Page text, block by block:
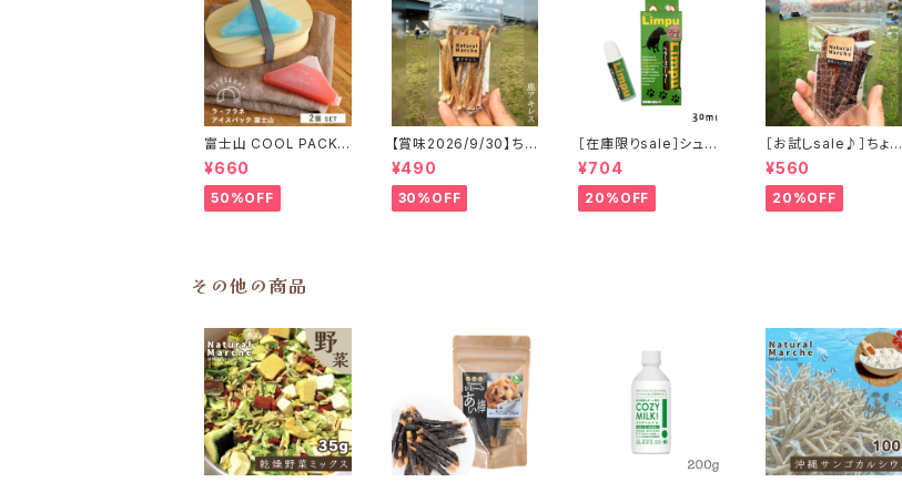
富士山 COOL PACK
保冷剤 2個セット ひん
やり雑貨 アイスパックla
flaner ラフラネ
¥660
50%OFF
【賞味2026/9/30】ちょ
こっと「鹿アキレス」ジビ
エ鹿 おやつ
¥490
30%OFF
［在庫限りsale］シュア
リンプウ イヤークリー
ナー 30ml
¥704
20%OFF
［お試しsale♪］ちょこ
っと「鹿肉ジャーキー」
ジビエ鹿 おやつ
¥560
20%OFF
その他の商品